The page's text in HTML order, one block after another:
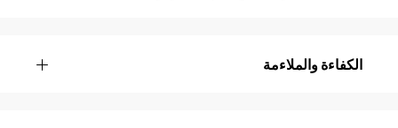
الكفاءة والملاءمة